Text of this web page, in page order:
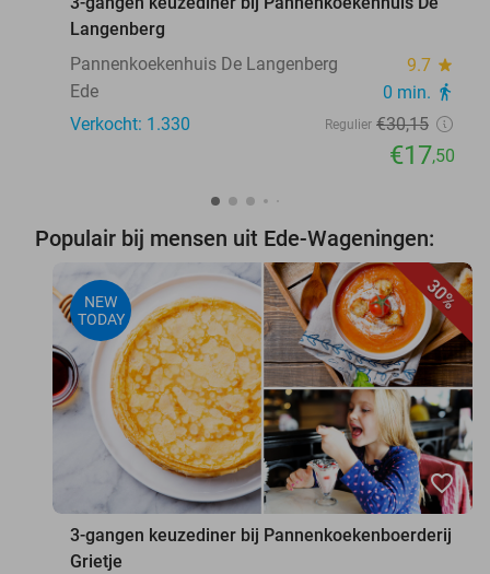
Langenberg
Pannenkoekenhuis De Langenberg
9.7 star
Ede 0 min. directions_walk
Verkocht: 1.330 Regulier €30,15
€17,50
Populair bij mensen uit Ede-Wageningen:
30%
NEW
TODAY
favorite_border
3-gangen keuzediner bij Pannenkoekenboerderij
Grietje